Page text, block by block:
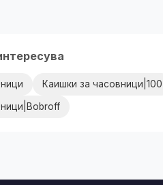
Каишки за часовници|100